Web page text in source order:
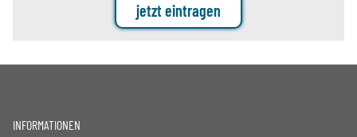
jetzt eintragen
INFORMATIONEN